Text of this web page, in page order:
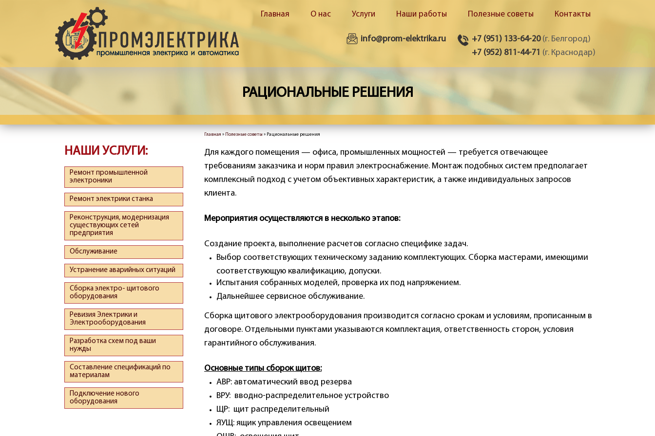
Перейти к основному содержанию
Главная О нас Услуги Наши работы Полезные советы Контакты
info@prom-elektrika.ru +7 (951) 133-64-20(г. Белгород)
+7 (952) 811-44-71 (г. Краснодар)
РАЦИОНАЛЬНЫЕ РЕШЕНИЯ
Вы здесь
Главная » Полезные советы » Рациональные решения
Для каждого помещения — офиса, промышленных мощностей — требуется отвечающее
требованиям заказчика и норм правил электроснабжение. Монтаж подобных систем предполагает
комплексный подход с учетом объективных характеристик, а также индивидуальных запросов
клиента.
Мероприятия осуществляются в несколько этапов:
Создание проекта, выполнение расчетов согласно специфике задач.
Выбор соответствующих техническому заданию комплектующих. Сборка мастерами, имеющими
соответствующую квалификацию, допуски.
Испытания собранных моделей, проверка их под напряжением.
Дальнейшее сервисное обслуживание.
Сборка щитового электрооборудования производится согласно срокам и условиям, прописанным в
договоре. Отдельными пунктами указываются комплектация, ответственность сторон, условия
гарантийного обслуживания.
Основные типы сборок щитов:
АВР: автоматический ввод резерва
ВРУ: вводно-распределительное устройство
ЩР: щит распределительный
ЯУЩ: ящик управления освещением
НАШИ УСЛУГИ:
Ремонт промышленной
электроники
Ремонт электрики станка
Реконструкция, модернизация
существующих сетей
предприятия
Обслуживание
Устранение аварийных ситуаций
Сборка электро- щитового
оборудования
Ревизия Электрики и
Электрооборудования
Разработка схем под ваши
нужды
Составление спецификаций по
материалам
Подключение нового
оборудования